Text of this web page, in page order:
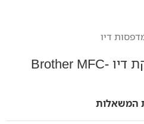
דיו
מדפסת משולבת הזרקת דיו Brother MFC-
המשאלות